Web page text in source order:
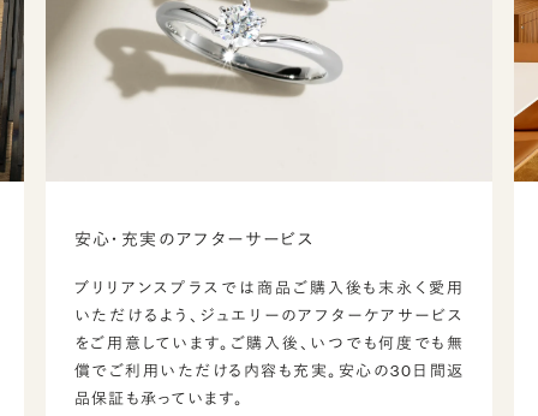
安心・充実のアフターサービス
ブリリアンスプラスでは商品ご購入後も末永く愛用
いただけるよう、ジュエリーのアフターケアサービス
をご用意しています。ご購入後、いつでも何度でも無
償でご利用いただける内容も充実。安心の30日間返
品保証も承っています。